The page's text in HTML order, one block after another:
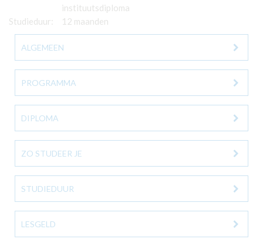
instituutsdiploma
Studieduur:
12 maanden
ALGEMEEN
PROGRAMMA
DIPLOMA
ZO STUDEER JE
STUDIEDUUR
LESGELD